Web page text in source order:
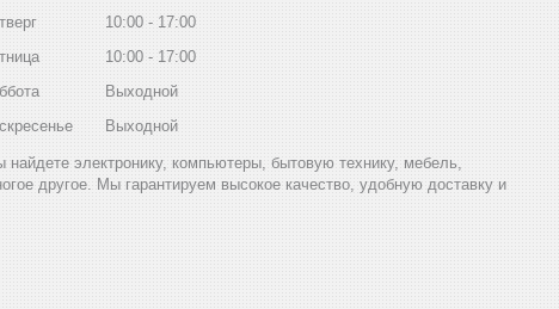
10:00
17:00
10:00
17:00
Выходной
Выходной
электронику, компьютеры, бытовую технику, мебель,
другое. Мы гарантируем высокое качество, удобную доставку и